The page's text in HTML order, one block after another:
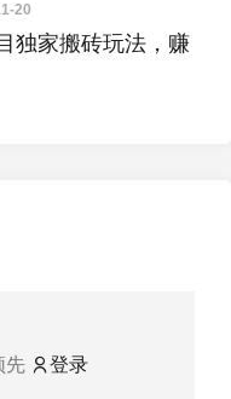
20
独家搬砖玩法，赚
先 登录